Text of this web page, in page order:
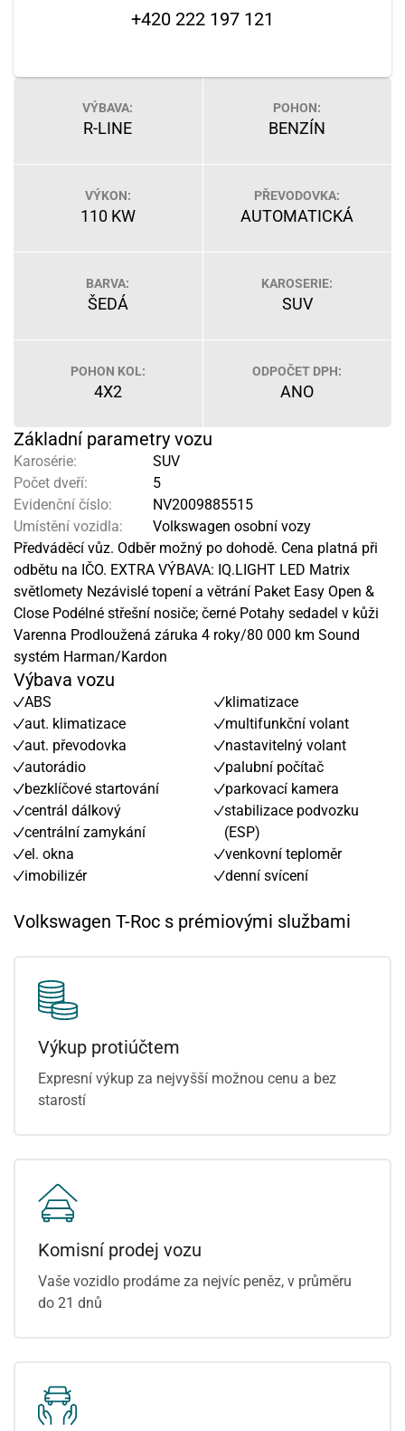
+420 222 197 121
VÝBAVA:
R-LINE
POHON:
BENZÍN
VÝKON:
110 KW
PŘEVODOVKA:
AUTOMATICKÁ
BARVA:
ŠEDÁ
KAROSERIE:
SUV
POHON KOL:
4X2
ODPOČET DPH:
ANO
Základní parametry vozu
Karosérie:
SUV
Počet dveří:
5
Evidenční číslo:
NV2009885515
Umístění vozidla:
Volkswagen osobní vozy
Předváděcí vůz. Odběr možný po dohodě. Cena platná při
odbětu na IČO. EXTRA VÝBAVA: IQ.LIGHT LED Matrix
světlomety Nezávislé topení a větrání Paket Easy Open &
Close Podélné střešní nosiče; černé Potahy sedadel v kůži
Varenna Prodloužená záruka 4 roky/80 000 km Sound
systém Harman/Kardon
Výbava vozu
ABS
aut. klimatizace
aut. převodovka
autorádio
bezklíčové startování
centrál dálkový
centrální zamykání
el. okna
imobilizér
klimatizace
multifunkční volant
nastavitelný volant
palubní počítač
parkovací kamera
stabilizace podvozku
(ESP)
venkovní teploměr
denní svícení
Volkswagen T-Roc s prémiovými službami
Výkup protiúčtem
Expresní výkup za nejvyšší možnou cenu a bez
starostí
Komisní prodej vozu
Vaše vozidlo prodáme za nejvíc peněz, v průměru
do 21 dnů